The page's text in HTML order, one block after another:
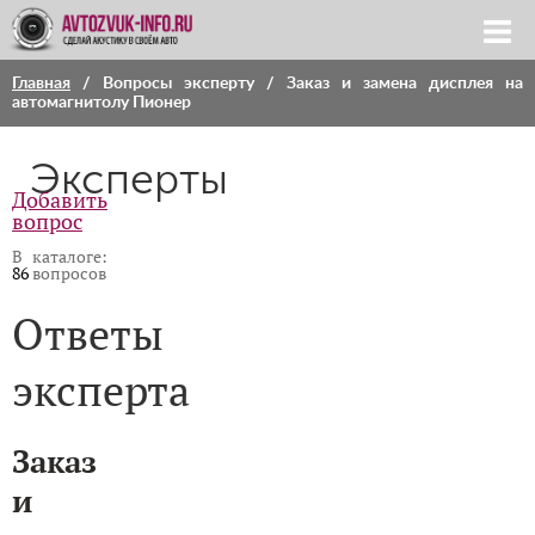
Главная / Вопросы эксперту / Заказ и замена дисплея на
автомагнитолу Пионер
Эксперты
Добавить
вопрос
В каталоге:
86вопросов
Ответы
эксперта
Заказ
и